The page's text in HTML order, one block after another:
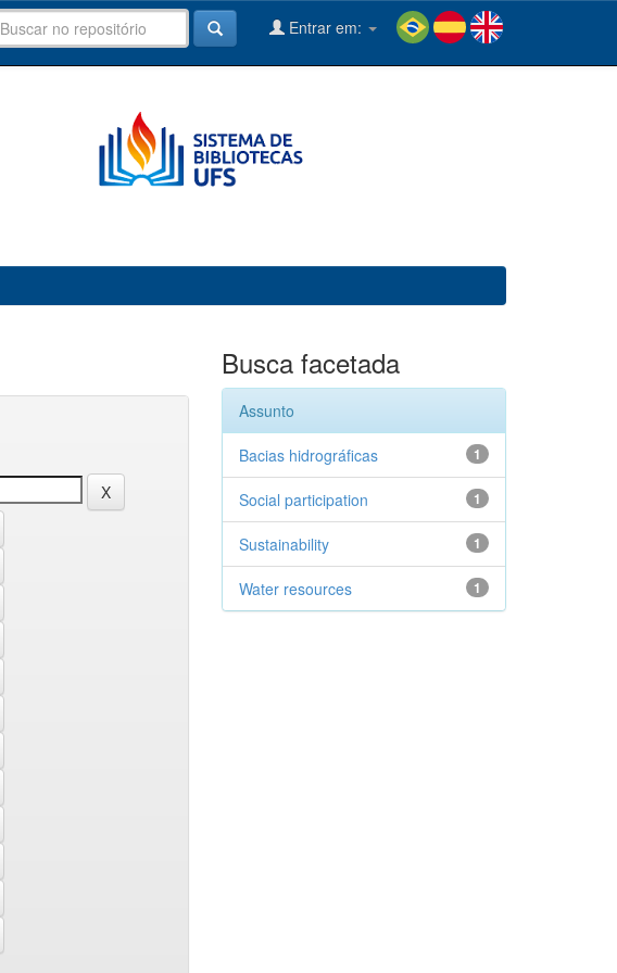
Entrar em:
Busca facetada
Assunto
1
Bacias hidrográficas
1
Social participation
1
Sustainability
1
Water resources